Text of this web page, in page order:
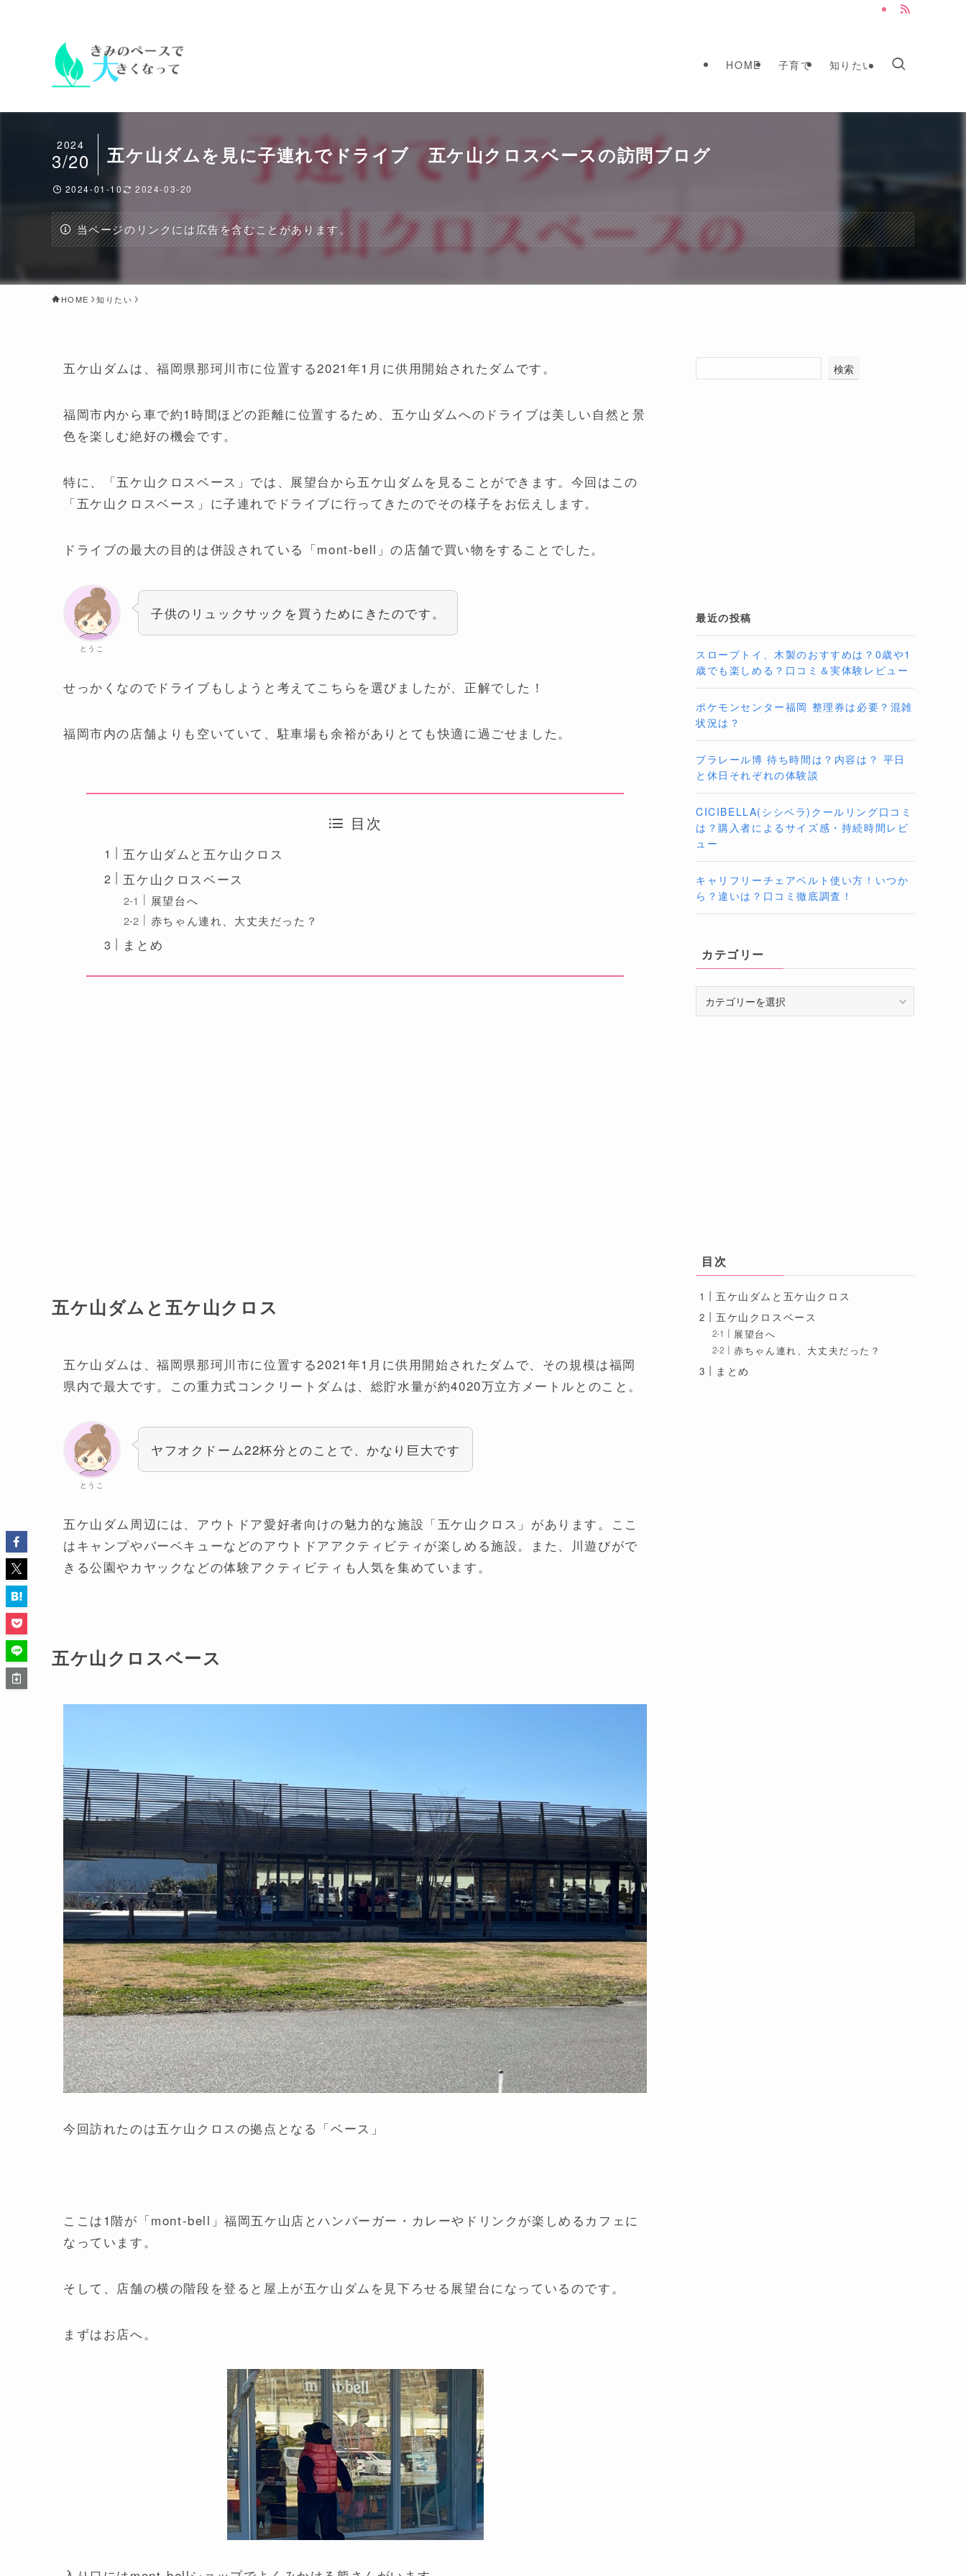
HOME 子育て 知りたい
五ケ山ダムを見に子連れでドライブ 五ケ山クロスベースの訪問ブログ
2024
3/20
2024-01-10 2024-03-20
当ページのリンクには広告を含むことがあります。
HOME 知りたい
五ケ山ダムは、福岡県那珂川市に位置する2021年1月に供用開始されたダムです。
福岡市内から車で約1時間ほどの距離に位置するため、五ケ山ダムへのドライブは美しい自然と景
色を楽しむ絶好の機会です。
特に、「五ケ山クロスベース」では、展望台から五ケ山ダムを見ることができます。今回はこの
「五ケ山クロスベース」に子連れでドライブに行ってきたのでその様子をお伝えします。
ドライブの最大の目的は併設されている「mont-bell」の店舗で買い物をすることでした。
とうこ
子供のリュックサックを買うためにきたのです。
せっかくなのでドライブもしようと考えてこちらを選びましたが、正解でした！
福岡市内の店舗よりも空いていて、駐車場も余裕がありとても快適に過ごせました。
目次
五ケ山ダムと五ケ山クロス
五ケ山クロスベース
展望台へ
赤ちゃん連れ、大丈夫だった？
まとめ
五ケ山ダムと五ケ山クロス
五ケ山ダムは、福岡県那珂川市に位置する2021年1月に供用開始されたダムで、その規模は福岡
県内で最大です。この重力式コンクリートダムは、総貯水量が約4020万立方メートルとのこと。
とうこ
ヤフオクドーム22杯分とのことで、かなり巨大です
五ケ山ダム周辺には、アウトドア愛好者向けの魅力的な施設「五ケ山クロス」があります。ここ
はキャンプやバーベキューなどのアウトドアアクティビティが楽しめる施設。また、川遊びがで
きる公園やカヤックなどの体験アクティビティも人気を集めています。
五ケ山クロスベース
今回訪れたのは五ケ山クロスの拠点となる「ベース」
ここは1階が「mont-bell」福岡五ケ山店とハンバーガー・カレーやドリンクが楽しめるカフェに
なっています。
そして、店舗の横の階段を登ると屋上が五ケ山ダムを見下ろせる展望台になっているのです。
まずはお店へ。
検索
最近の投稿
スロープトイ、木製のおすすめは？0歳や1
歳でも楽しめる？口コミ＆実体験レビュー
ポケモンセンター福岡 整理券は必要？混雑
状況は？
プラレール博 待ち時間は？内容は？ 平日
と休日それぞれの体験談
CICIBELLA(シシベラ)クールリング口コミ
は？購入者によるサイズ感・持続時間レビ
ュー
キャリフリーチェアベルト使い方！いつか
ら？違いは？口コミ徹底調査！
カテゴリー
テ
目次
五ケ山ダムと五ケ山クロス
五ケ山クロスベース
展望台へ
赤ちゃん連れ、大丈夫だった？
まとめ